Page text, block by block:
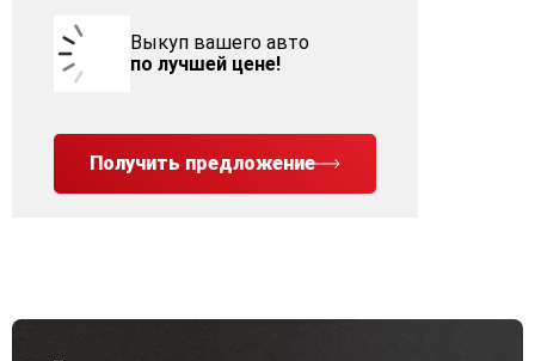
Выкуп вашего авто
по лучшей цене!
Получить предложение